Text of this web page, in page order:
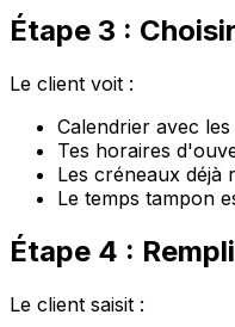
Étape 3 :
Le client voit :
Calendrier avec
Tes horaires
Les créneaux déjà
Le temps tampon
Étape 4 :
Le client saisit :